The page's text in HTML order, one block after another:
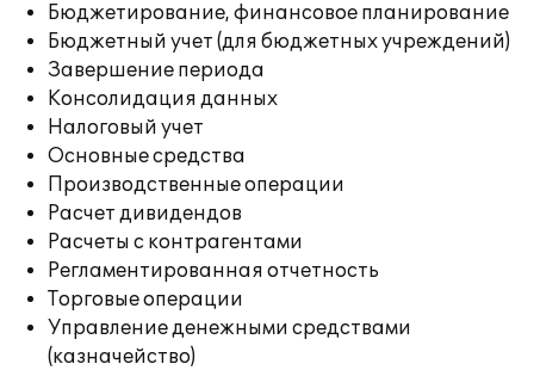
Бюджетирование, финансовое планирование
Бюджетный учет (для бюджетных учреждений)
Завершение периода
Консолидация данных
Налоговый учет
Основные средства
Производственные операции
Расчет дивидендов
Расчеты с контрагентами
Регламентированная отчетность
Торговые операции
Управление денежными средствами
(казначейство)